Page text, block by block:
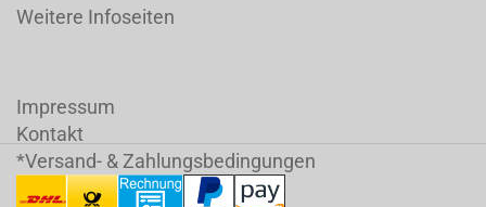
Weitere Infoseiten
Impressum
Kontakt
*Versand- & Zahlungsbedingungen